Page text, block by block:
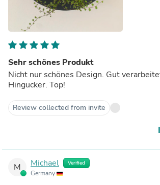
Sehr schönes Produkt
Nicht nur schönes Design. Gut
Hingucker. Top!
Review collected from invite
M Michael Verified
Germany